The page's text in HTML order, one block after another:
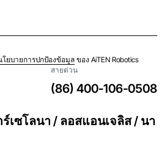
โยบายการปกป้องข้อมูล ของ AiTEN Robotics
สายด่วน
(86) 400-106-0508
ร์เซโลนา / ลอสแอนเจลิส / นา